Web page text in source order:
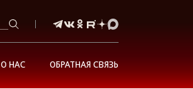
О НАС ОБРАТНАЯ СВЯЗЬ